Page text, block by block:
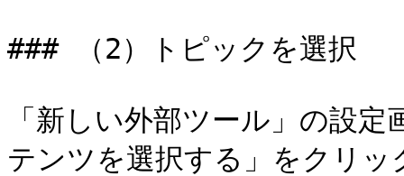
### （2）トピックを選択
「新しい外部ツール」の設
テンツを選択する」をクリ